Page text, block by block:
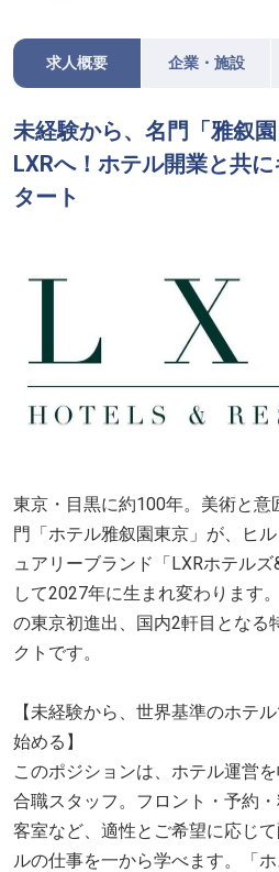
求人概要 企業・施設
未経験から、名門「雅叙
LXRへ！ホテル開業と共
タート
東京・目黒に約100年。美術と意
門「ホテル雅叙園東京」が、ヒ
ュアリーブランド「LXRホテルズ
して2027年に生まれ変わります
の東京初進出、国内2軒目となる
クトです。
【未経験から、世界基準のホテ
始める】
このポジションは、ホテル運営
合職スタッフ。フロント・予約・
客室など、適性とご希望に応じ
ルの仕事を一から学べます。「